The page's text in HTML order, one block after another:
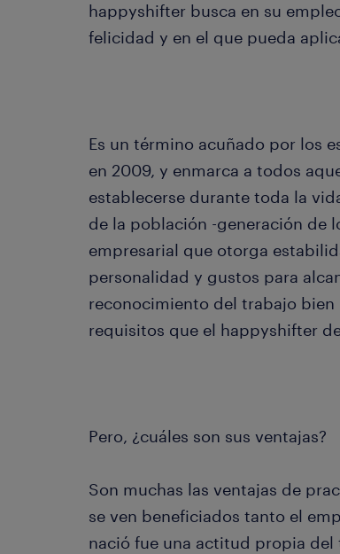
happyshifter busca en su
felicidad y en el que pueda
Es un término acuñado por los
en 2009, y enmarca a todos
establecerse durante toda la
de la población -generación de
empresarial que otorga
personalidad y gustos para
reconocimiento del trabajo
requisitos que el happyshifter
Pero, ¿cuáles son sus ventajas?
Son muchas las ventajas de
se ven beneficiados tanto el
nació fue una actitud propia del